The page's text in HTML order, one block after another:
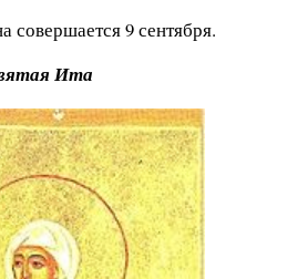
совершается 9 сентября.
Ита